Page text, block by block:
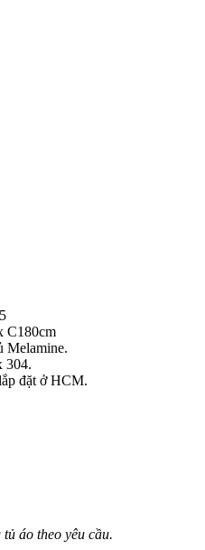
C180cm
Melamine.
304.
đặt ở HCM.
áo theo yêu cầu.